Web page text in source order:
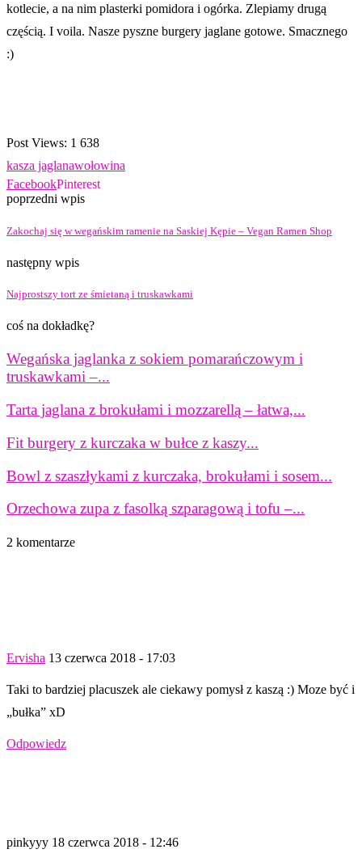
kotlecie, a na nim plasterki pomidora i ogórka. Zlepiamy drugą
częścią. I voila. Nasze pyszne burgery jaglane gotowe. Smacznego
:)
Post Views: 1 638
kasza jaglanawołowina
FacebookPinterest
poprzedni wpis
Zakochaj się w wegańskim ramenie na Saskiej Kępie – Vegan Ramen Shop
następny wpis
Najprostszy tort ze śmietaną i truskawkami
coś na dokładkę?
Wegańska jaglanka z sokiem pomarańczowym i
truskawkami –...
Tarta jaglana z brokułami i mozzarellą – łatwa,...
Fit burgery z kurczaka w bułce z kaszy...
Bowl z szaszłykami z kurczaka, brokułami i sosem...
Orzechowa zupa z fasolką szparagową i tofu –...
2 komentarze
Ervisha 13 czerwca 2018 - 17:03
Taki to bardziej placuszek ale ciekawy pomysł z kaszą :) Moze być i
„bułka” xD
Odpowiedz
pinkyyy 18 czerwca 2018 - 12:46